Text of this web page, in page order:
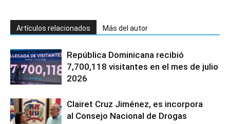
Artículos relacionados Más del autor
República Dominicana recibió
7,700,118 visitantes en el mes de julio
2026
Clairet Cruz Jiménez, es incorpora
al Consejo Nacional de Drogas